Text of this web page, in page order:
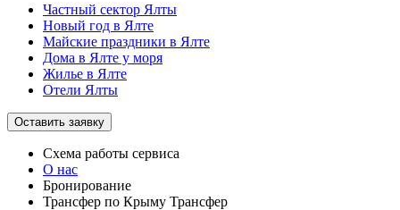
Частный сектор Ялты
Новый год в Ялте
Майские праздники в Ялте
Дома в Ялте у моря
Жилье в Ялте
Отели Ялты
Оставить заявку
Схема работы сервиса
О нас
Бронирование
Трансфер по Крыму Трансфер